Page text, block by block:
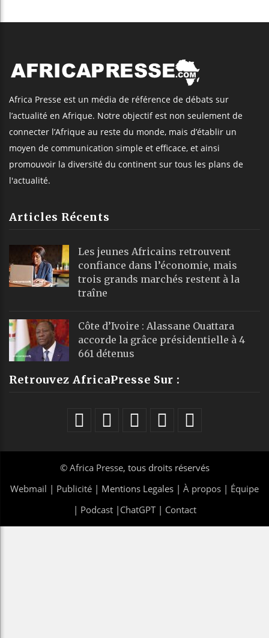
Africa Presse est un média de référence de débats sur
l’actualité en Afrique. Notre objectif est non seulement de
connecter l’Afrique au reste du monde, mais d’établir un
moyen de communication simple et efficace, et ainsi
promouvoir la diversité du continent sur tous les plans de
l'actualité.
Articles Récents
Les jeunes Africains retrouvent
confiance dans l’économie, mais
trois grands marchés restent à la
traîne
Côte d’Ivoire : Alassane Ouattara
accorde la grâce présidentielle à 4
661 détenus
Retrouvez AfricaPresse Sur :
© Africa Presse, tous droits réservés
Webmail | Publicité | Mentions Legales | À propos | Équipe
| Podcast| ChatGPT| Contact